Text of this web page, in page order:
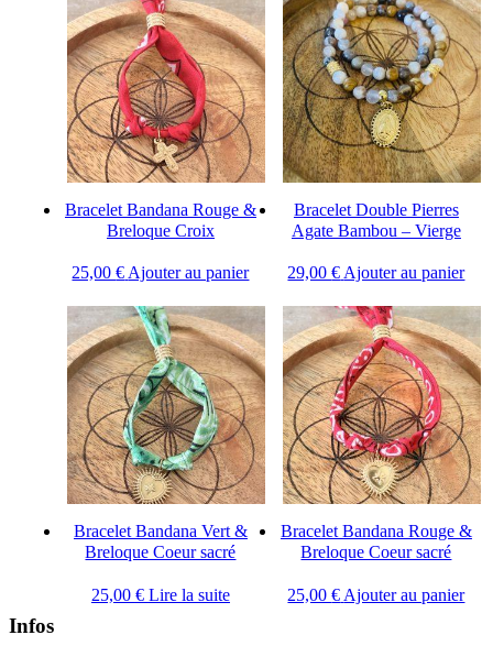
Bracelet Bandana Rouge &
Breloque Croix
25,00€ Ajouter au panier
Bracelet Double Pierres
Agate Bambou – Vierge
29,00€ Ajouter au panier
Bracelet Bandana Vert &
Breloque Coeur sacré
25,00 € Lire la suite
Bracelet Bandana Rouge &
Breloque Coeur sacré
25,00€ Ajouter au panier
Infos